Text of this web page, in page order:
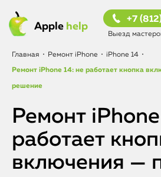
Apple help
+7
Выезд
Главная • Ремонт iPhone • iPhone 14 •
Ремонт iPhone 14: не работает кнопка
решение
Ремонт
работает
включения —